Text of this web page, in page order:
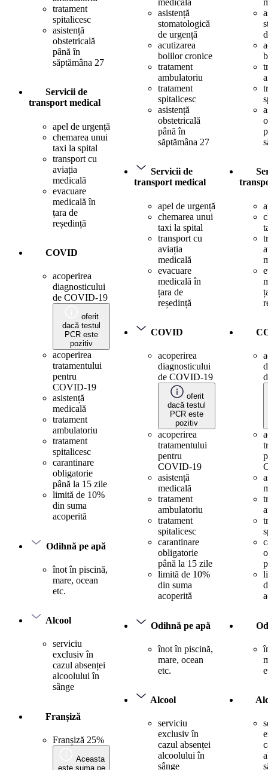
tratament
spitalicesc
asistență
obstetricală
până în
săptămâna 27
Servicii de
transport medical
apel de urgență
chemarea unui
taxi la spital
transport cu
aviația
medicală
evacuare
medicală în
țara de
reședință
COVID
acoperirea
diagnosticului
de COVID-19
oferit
dacă testul
PCR este
pozitiv
acoperirea
tratamentului
pentru
COVID-19
asistență
medicală
tratament
ambulatoriu
tratament
spitalicesc
carantinare
obligatorie
până la 15 zile
limită de 10%
din suma
acoperită
Odihnă pe apă
înot în piscină,
mare, ocean
etc.
Alcool
serviciu
exclusiv în
cazul absenței
alcoolului în
sânge
Franșiză
Franșiză 25%
Aceasta
este suma pe
medicală
asistență
stomatologică
de urgență
acutizarea
bolilor cronice
tratament
ambulatoriu
tratament
spitalicesc
asistență
obstetricală
până în
săptămâna 27
Servicii de
transport medical
apel de urgență
chemarea unui
taxi la spital
transport cu
aviația
medicală
evacuare
medicală în
țara de
reședință
COVID
acoperirea
diagnosticului
de COVID-19
oferit
dacă testul
PCR este
pozitiv
acoperirea
tratamentului
pentru
COVID-19
asistență
medicală
tratament
ambulatoriu
tratament
spitalicesc
carantinare
obligatorie
până la 15 zile
limită de 10%
din suma
acoperită
Odihnă pe apă
înot în piscină,
mare, ocean
etc.
Alcool
serviciu
exclusiv în
cazul absenței
alcoolului în
sânge